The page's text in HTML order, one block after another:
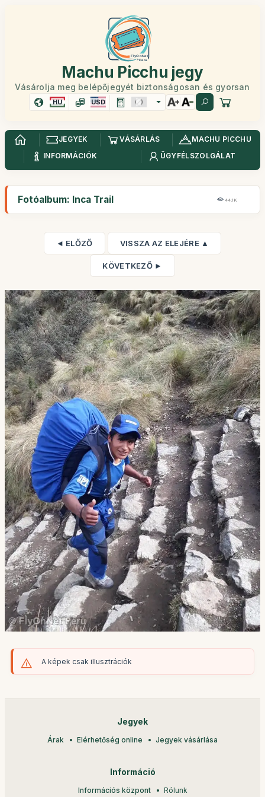
Machu Picchu jegy
Vásárolja meg belépőjegyét biztonságosan és gyorsan
HU USD
JEGYEK VÁSÁRLÁS
MACHU PICCHU
INFORMÁCIÓK
ÜGYFÉLSZOLGÁLAT
Fotóalbum: Inca Trail 44,1K
◄ ELŐZŐ VISSZA AZ ELEJÉRE ▲
KÖVETKEZŐ ►
A képek csak illusztrációk
Jegyek
Árak Elérhetőség online Jegyek vásárlása
Információ
Információs központ Rólunk